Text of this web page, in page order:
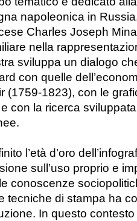
napoleonica in
Charles Joseph
nella
sviluppa un dialogo
con quelle
(1759-1823), con le
con la ricerca
l’età d’oro
sull’uso proprio e
conoscenze
tecniche di stampa ha
In questo